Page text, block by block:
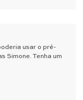
usar o pré-
Simone. Tenha um